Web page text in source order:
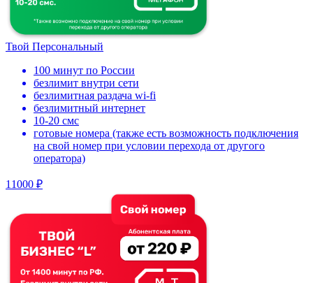
Твой Персональный
100 минут по России
безлимит внутри сети
безлимитная раздача wi-fi
безлимитный интернет
10-20 смс
готовые номера (также есть возможность подключения
на свой номер при условии перехода от другого
оператора)
11000 ₽